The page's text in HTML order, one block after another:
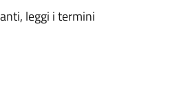
leggi i termini